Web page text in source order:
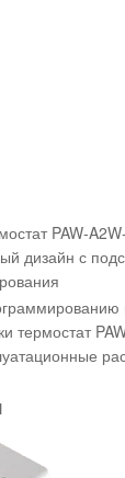
PAW-
дизайн с
термостат